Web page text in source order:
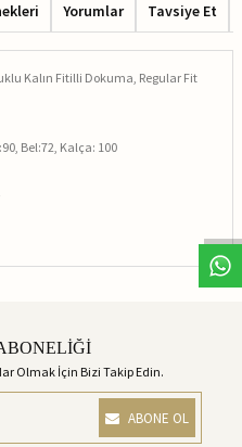
Yorumlar Tavsiye Et
Kalın Fitilli Dokuma, Regular Fit
Bel:72, Kalça: 100
Olmak İçin Bizi Takip Edin.
ABONE OL